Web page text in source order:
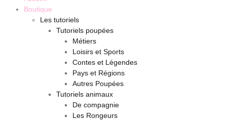
Boutique
Les tutoriels
Tutoriels poupées
Métiers
Loisirs et Sports
Contes et Légendes
Pays et Régions
Autres Poupées
Tutoriels animaux
De compagnie
Les Rongeurs